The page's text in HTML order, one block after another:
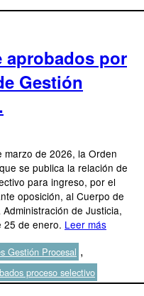
aprobados por
Gestión
de 2026, la Orden
se publica la relación de
para ingreso, por el
oposición, al Cuerpo de
de Justicia,
25 de enero. Leer más
Gestión Procesal ,
proceso selectivo